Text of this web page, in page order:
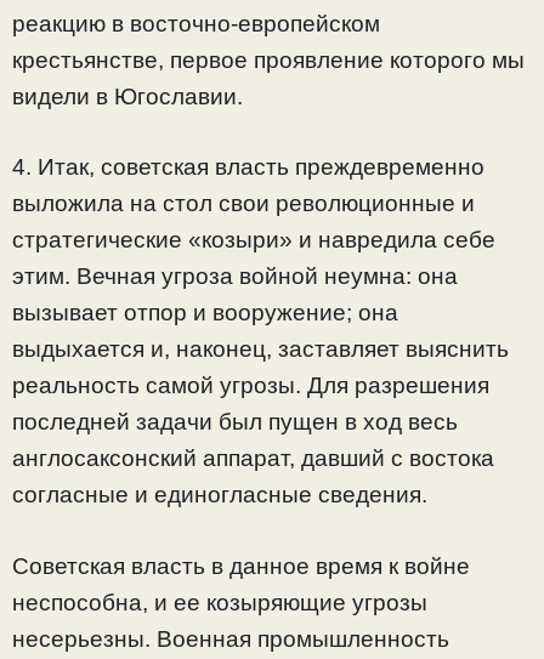
реакцию в восточно-европейском
крестьянстве, первое проявление которого мы
видели в Югославии.
4. Итак, советская власть преждевременно
выложила на стол свои революционные и
стратегические «козыри» и навредила себе
этим. Вечная угроза войной неумна: она
вызывает отпор и вооружение; она
выдыхается и, наконец, заставляет выяснить
реальность самой угрозы. Для разрешения
последней задачи был пущен в ход весь
англосаксонский аппарат, давший с востока
согласные и единогласные сведения.
Советская власть в данное время к войне
неспособна, и ее козыряющие угрозы
несерьезны. Военная промышленность